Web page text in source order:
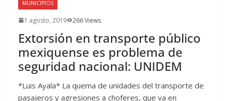
MUNICIPIOS
1 agosto, 2019 266 Views
Extorsión en transporte público
mexiquense es problema de
seguridad nacional: UNIDEM
*Luis Ayala* La quema de unidades del transporte de
pasajeros y agresiones a choferes, que va en